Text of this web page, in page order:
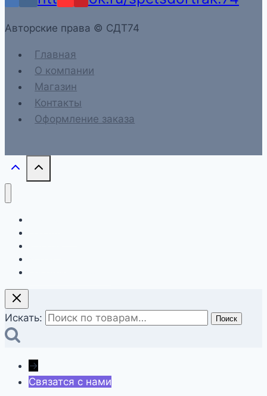
Aвторские права © СДТ74
Главная
О компании
Магазин
Контакты
Оформление заказа
Искать: Поиск
→
Связатся с нами